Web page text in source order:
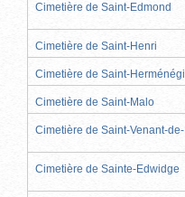
Cimetière de Saint-Edmond
Cimetière de Saint-Henri
Cimetière de Saint-
Cimetière de Saint-Malo
Cimetière de Saint-Venant-
Cimetière de Sainte-Edwidge